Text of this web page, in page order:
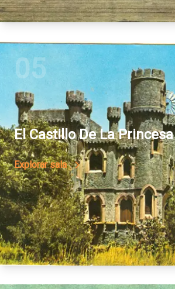
05
El Castillo De La Princesa
Explorar sala